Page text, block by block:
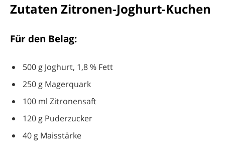
Zutaten Zitronen-Joghurt-Kuchen
Für den Belag:
500 g Joghurt, 1,8 % Fett
250 g Magerquark
100 ml Zitronensaft
120 g Puderzucker
40 g Maisstärke